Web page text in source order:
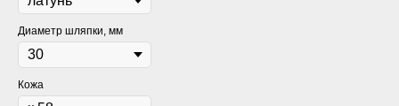
Диаметр шляпки, мм
Кожа